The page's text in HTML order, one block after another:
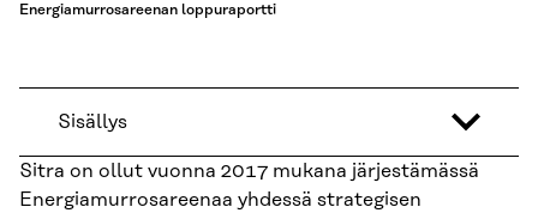
Energiamurrosareenan loppuraportti
Sisällys
Sitra on ollut vuonna 2017 mukana järjestämässä
Energiamurrosareenaa yhdessä strategisen